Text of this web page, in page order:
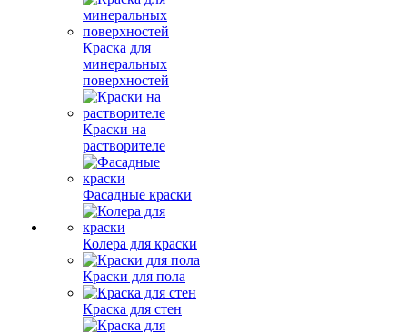
Краска для
минеральных
поверхностей
Краски на
растворителе
Фасадные краски
Колера для краски
Краски для пола
Краска для стен